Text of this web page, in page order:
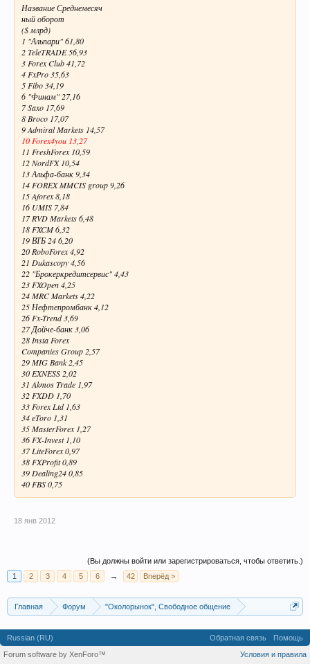
Название Среднемесяч
ный оборот
($ млрд)
1 "Альпари" 61,80
2 TeleTRADE 56,93
3 Forex Club 41,72
4 FxPro 35,63
5 Fibo 34,19
6 "Финам" 27,16
7 Saxo 17,69
8 Broco 17,07
9 Admiral Markets 14,57
10 Forex4you 13,27
11 FreshForex 10,59
12 NordFX 10,54
13 Альфа-банк 9,34
14 FOREX MMCIS group 9,26
15 Aforex 8,18
16 UMIS 7,84
17 RVD Markets 6,48
18 FXCM 6,32
19 ВТБ 24 6,20
20 RoboForex 4,92
21 Dukascopy 4,56
22 "Брокеркредитсервис" 4,43
23 FXOpen 4,25
24 MRC Markets 4,22
25 Нефтепромбанк 4,12
26 Fx-Trend 3,69
27 Дойче-банк 3,06
28 Insta Forex
Companies Group 2,57
29 MIG Bank 2,45
30 EXNESS 2,02
31 Akmos Trade 1,97
32 FXDD 1,70
33 Forex Ltd 1,63
34 eToro 1,31
35 MasterForex 1,27
36 FX-Invest 1,10
37 LiteForex 0,97
38 FXProfit 0,89
39 Dealing24 0,85
40 FBS 0,75
18 янв 2012
(Вы должны войти или зарегистрироваться, чтобы ответить.)
1
2 3 4 5 6 → 42 Вперёд >
Главная Форум
"Околорынок", Свободное общение
Russian (RU)
Обратная связь
Помощь
Условия и правила
Forum software by XenForo™